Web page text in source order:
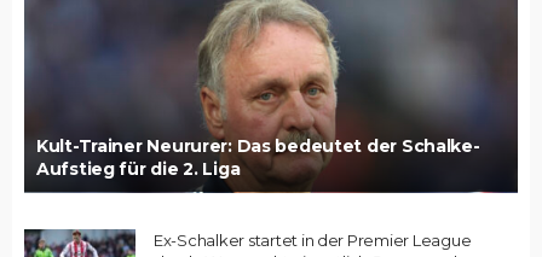
Kult-Trainer Neururer: Das bedeutet der Schalke-
Aufstieg für die 2. Liga
Ex-Schalker startet in der Premier League